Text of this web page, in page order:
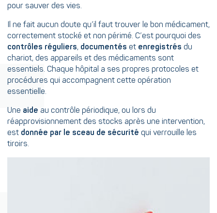
pour sauver des vies.
Il ne fait aucun doute qu’il faut trouver le bon médicament,
correctement stocké et non périmé. C’est pourquoi des
contrôles réguliers, documentés et enregistrés du
chariot, des appareils et des médicaments sont
essentiels. Chaque hôpital a ses propres protocoles et
procédures qui accompagnent cette opération
essentielle.
Une aide au contrôle périodique, ou lors du
réapprovisionnement des stocks après une intervention,
est donnée par le sceau de sécurité qui verrouille les
tiroirs.